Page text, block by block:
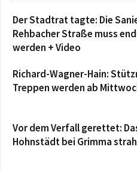
Der Stadtrat tagte: Die
Rehbacher Straße muss
werden + Video
Richard-Wagner-Hain:
Treppen werden ab
Vor dem Verfall gerettet:
Hohnstädt bei Grimma